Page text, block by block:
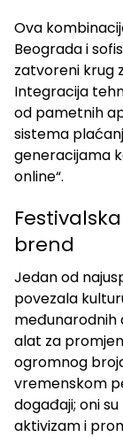
Ova
Beograda i
zatvoreni krug
Integracija
od pametnih
sistema
generacijama
online“.
brend
Jedan od
povezala
međunarodnih
alat za
ogromnog
vremenskom
događaji; oni
aktivizam i